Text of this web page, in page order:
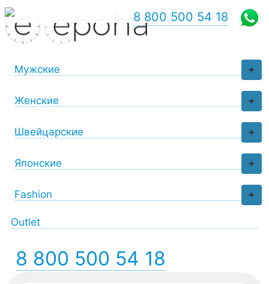
+
Мужские
+
Женские
+
Швейцарские
+
Японские
+
Fashion
Outlet
8 800 500 54 18
8 800 500 54 18